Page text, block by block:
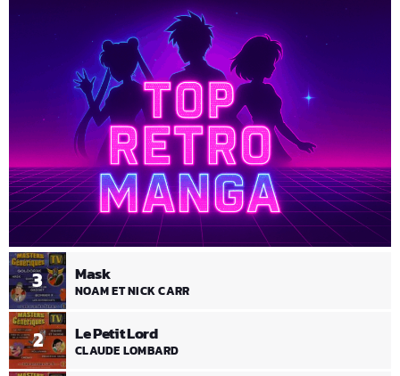
2 Le Petit Lord
CLAUDE LOMBARD
3 Mask
NOAM ET NICK CARR